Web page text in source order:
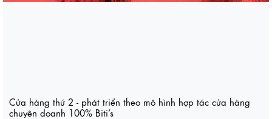
Cửa hàng thứ 2 - phát triển theo mô hình hợp tác cửa hàng
chuyên doanh 100% Biti’s